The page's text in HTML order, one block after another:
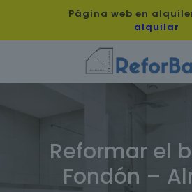
Página web en
alquilar
Reformar el
Fondón –